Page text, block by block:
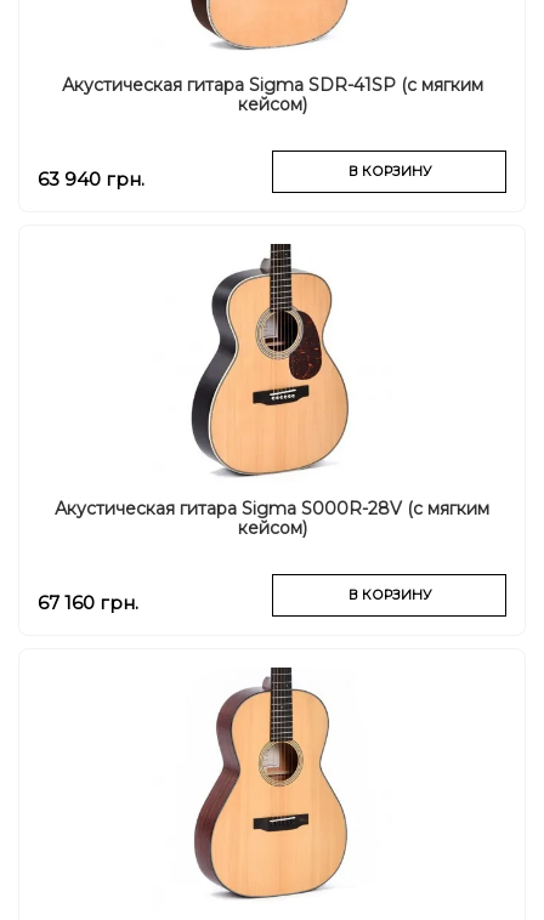
Акустическая гитара Sigma SDR-41SP (с мягким
кейсом)
63 940 грн. В КОРЗИНУ
Акустическая гитара Sigma S000R-28V (с мягким
кейсом)
67 160 грн. В КОРЗИНУ